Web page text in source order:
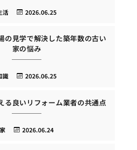
2026.06.25
活
の見学で解決した築年数の古い
家の悩み
2026.06.25
識
る良いリフォーム業者の共通点
2026.06.24
家